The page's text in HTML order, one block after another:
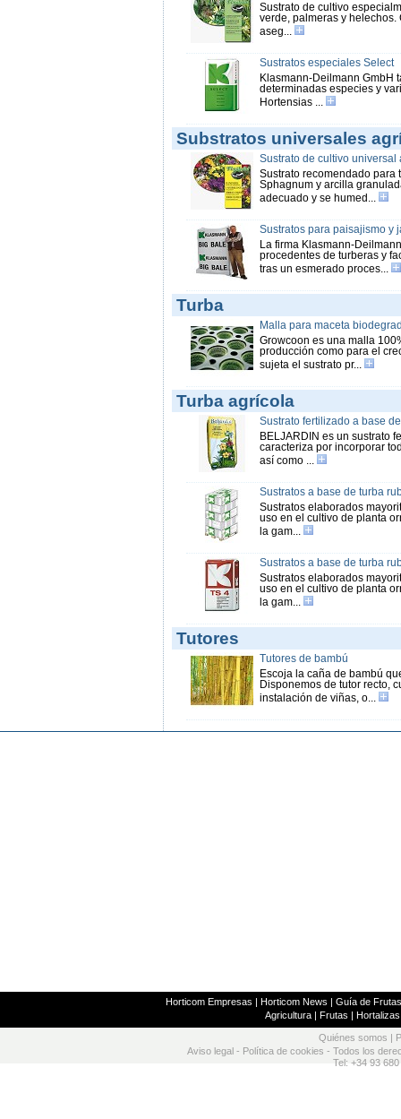
Sustrato de cultivo
verde, palmeras y
aseg...
Sustratos especiales Select
Klasmann-Deilmann GmbH
determinadas especies y
Hortensias ...
Substratos universales
Sustrato de cultivo universal
Sustrato recomendado para
Sphagnum y arcilla
adecuado y se humed...
Sustratos para paisajismo y
La firma Klasmann-
procedentes de turberas y
tras un esmerado proces...
Turba
Malla para maceta
Growcoon es una malla
producción como para el
sujeta el sustrato pr...
Turba agrícola
Sustrato fertilizado a base
BELJARDIN es un sustrato
caracteriza por incorporar
así como ...
Sustratos a base de turba
Sustratos elaborados
uso en el cultivo de planta
la gam...
Sustratos a base de turba
Sustratos elaborados
uso en el cultivo de planta
la gam...
Tutores
Tutores de bambú
Escoja la caña de bambú
Disponemos de tutor recto,
instalación de viñas, o...
Horticom Empresas | Horticom News | Guía de
Agricultura| Frutas | Hortalizas
Quiénes somos
Aviso legal - Política de cookies - Todos los
Tel: +34 93